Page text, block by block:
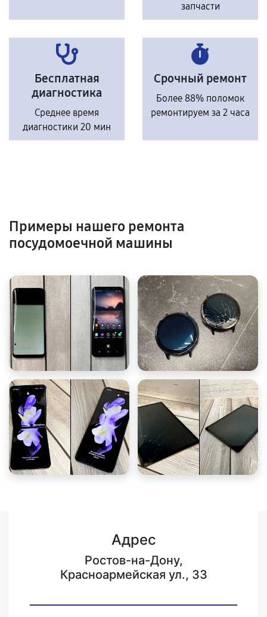
запчасти
Бесплатная
диагностика
Среднее время
диагностики 20 мин
Срочный ремонт
Более 88% поломок
ремонтируем за 2 часа
Примеры нашего ремонта
посудомоечной машины
Адрес
Ростов-на-Дону,
Красноармейская ул., 33